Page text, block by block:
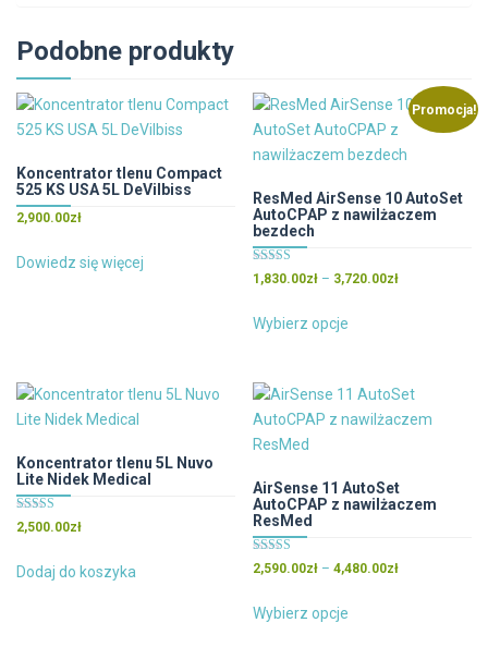
Podobne produkty
Koncentrator tlenu Compact
525 KS USA 5L DeVilbiss
2,900.00zł
Dowiedz się więcej
Promocja!
ResMed AirSense 10 AutoSet
AutoCPAP z nawilżaczem
bezdech
Oceniono
5.00
1,830.00zł – 3,720.00złZakres
3,720.00zł
Wybierz opcje
wybrać
na
Koncentrator tlenu 5L Nuvo
Lite Nidek Medical
Oceniono
5.00
2,500.00zł
Dodaj do koszyka
AirSense 11 AutoSet
AutoCPAP z nawilżaczem
ResMed
Oceniono
5.00
2,590.00zł – 4,480.00złZakres
Wybierz opcje